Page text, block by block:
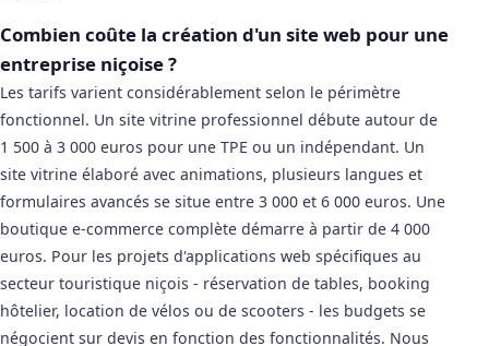
Combien coûte la création d'un site web pour une
entreprise niçoise ?
Les tarifs varient considérablement selon le périmètre
fonctionnel. Un site vitrine professionnel débute autour de
1 500 à 3 000 euros pour une TPE ou un indépendant. Un
site vitrine élaboré avec animations, plusieurs langues et
formulaires avancés se situe entre 3 000 et 6 000 euros. Une
boutique e-commerce complète démarre à partir de 4 000
euros. Pour les projets d'applications web spécifiques au
secteur touristique niçois - réservation de tables, booking
hôtelier, location de vélos ou de scooters - les budgets se
négocient sur devis en fonction des fonctionnalités. Nous